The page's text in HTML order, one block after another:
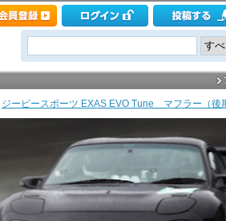
ジーピースポーツ EXAS EVO Tune マフラー（後